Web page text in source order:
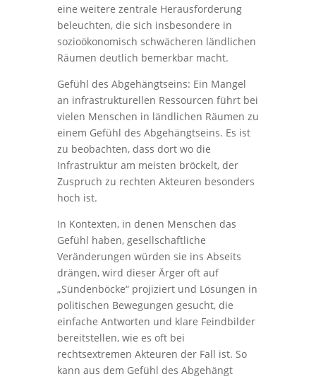
eine weitere zentrale Herausforderung
beleuchten, die sich insbesondere in
sozioökonomisch schwächeren ländlichen
Räumen deutlich bemerkbar macht.
Gefühl des Abgehängtseins: Ein Mangel
an infrastrukturellen Ressourcen führt bei
vielen Menschen in ländlichen Räumen zu
einem Gefühl des Abgehängtseins. Es ist
zu beobachten, dass dort wo die
Infrastruktur am meisten bröckelt, der
Zuspruch zu rechten Akteuren besonders
hoch ist.
In Kontexten, in denen Menschen das
Gefühl haben, gesellschaftliche
Veränderungen würden sie ins Abseits
drängen, wird dieser Ärger oft auf
„Sündenböcke“ projiziert und Lösungen in
politischen Bewegungen gesucht, die
einfache Antworten und klare Feindbilder
bereitstellen, wie es oft bei
rechtsextremen Akteuren der Fall ist. So
kann aus dem Gefühl des Abgehängt